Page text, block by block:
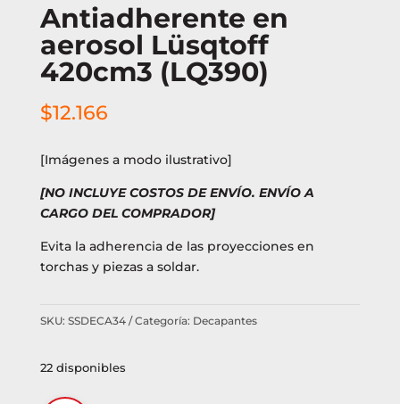
Antiadherente en
aerosol Lüsqtoff
420cm3 (LQ390)
$12.166
[Imágenes a modo ilustrativo]
[NO INCLUYE COSTOS DE ENVÍO. ENVÍO A
CARGO DEL COMPRADOR]
Evita la adherencia de las proyecciones en
torchas y piezas a soldar.
SKU: SSDECA34 Categoría: Decapantes
22 disponibles